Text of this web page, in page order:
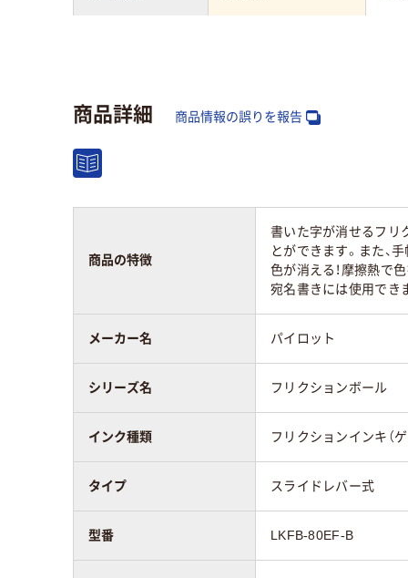
（ゲルインク）
マ
セ
軸径
カラーグループ
商品詳細 商品情報の誤りを報告
商品の特徴
書いた字が消せるフリ
とができます。また、
色が消える！摩擦熱で
宛名書きには使用でき
メーカー名 パイロット
シリーズ名 フリクションボール
インク種類 フリクションインキ（ゲ
タイプ スライドレバー式
型番 LKFB-80EF-B